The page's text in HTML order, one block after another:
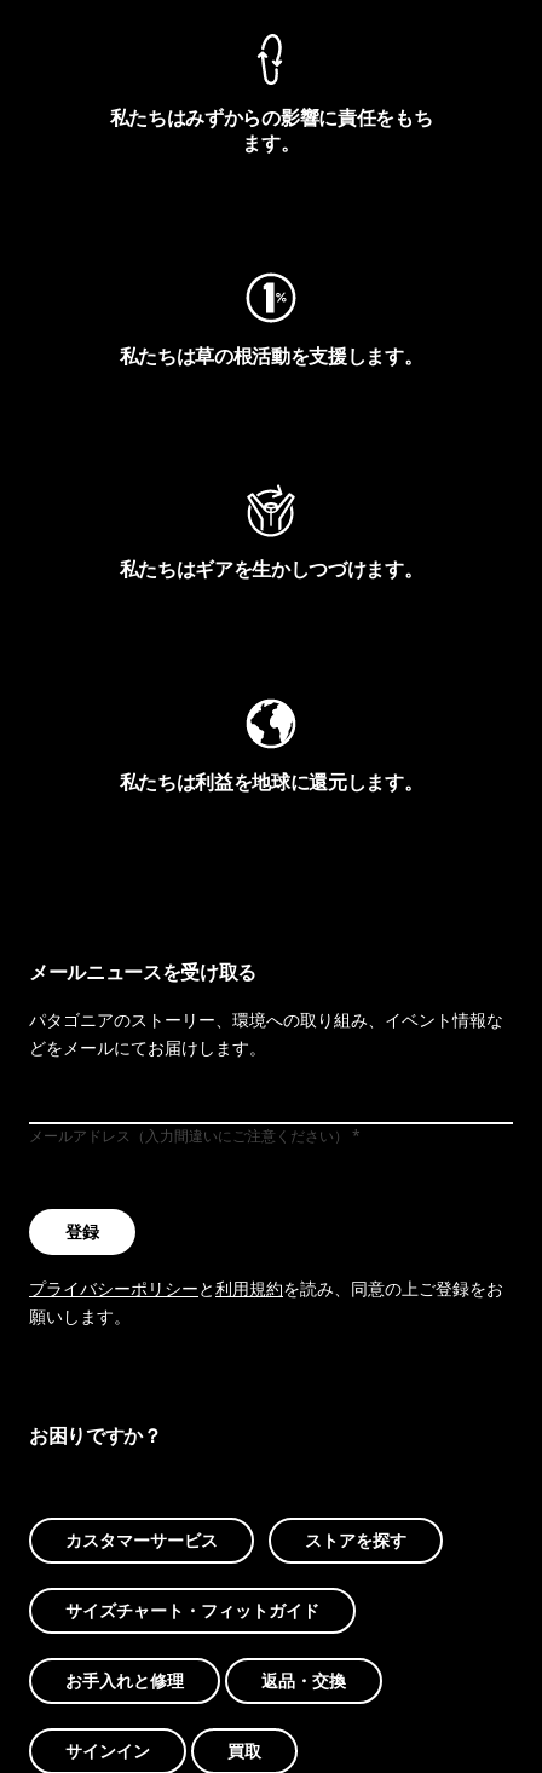
私たちはみずからの影響に責任をもち
ます。
私たちは草の根活動を支援します。
私たちはギアを生かしつづけます。
私たちは利益を地球に還元します。
メールニュースを受け取る
パタゴニアのストーリー、環境への取り組み、イベント情報な
どをメールにてお届けします。
メールアドレス（入力間違いにご注意ください）
登録
プライバシーポリシーと利用規約を読み、同意の上ご登録をお
願いします。
お困りですか？
カスタマーサービス ストアを探す
サイズチャート・フィットガイド
お手入れと修理 返品・交換
サインイン 買取